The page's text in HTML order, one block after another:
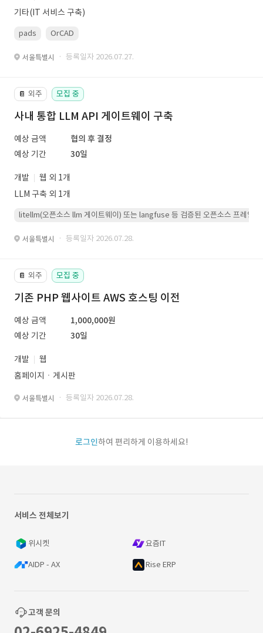
기타(IT 서비스 구축)
pads OrCAD
서울특별시 · 등록일자 2026.07.27.
📔 외주 모집 중
사내 통합 LLM API 게이트웨이 구축
예상 금액
협의 후 결정
예상 기간
30일
개발
웹 외 1개
LLM 구축 외 1개
litellm(오픈소스 llm 게이트웨이) 또는 langfuse 등 검증된 오픈소스 프레임워
서울특별시 · 등록일자 2026.07.28.
📔 외주 모집 중
기존 PHP 웹사이트 AWS 호스팅 이전
예상 금액
1,000,000원
예상 기간
30일
개발
웹
홈페이지ㆍ게시판
서울특별시 · 등록일자 2026.07.28.
로그인하여 편리하게 이용하세요!
서비스 전체보기
위시켓 요즘IT
AIDP - AX Rise ERP
고객 문의